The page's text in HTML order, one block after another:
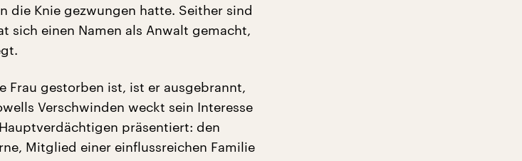
die Knie gezwungen hatte. Seither sind
sich einen Namen als Anwalt gemacht,
Frau gestorben ist, ist er ausgebrannt,
Verschwinden weckt sein Interesse
präsentiert: den
Mitglied einer einflussreichen Familie